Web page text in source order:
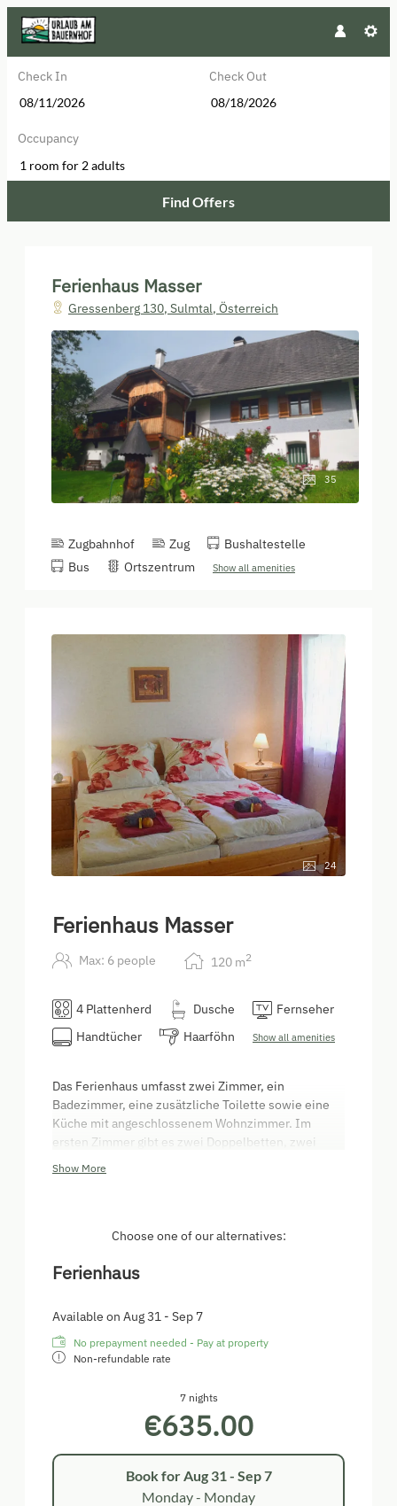
Check In Check Out
Occupancy
1 room for 2 adults
Find Offers
Ferienhaus Masser
Gressenberg 130, Sulmtal, Österreich
35
Zugbahnhof Zug
Bushaltestelle
Bus
Ortszentrum Show all amenities
24
Ferienhaus Masser
Max: 6 people 120 m2
4 Plattenherd Dusche
Fernseher
Handtücher
Haarföhn Show all amenities
Das Ferienhaus umfasst zwei Zimmer, ein
Badezimmer, eine zusätzliche Toilette sowie eine
Küche mit angeschlossenem Wohnzimmer. Im
ersten Zimmer gibt es zwei Doppelbetten, zwei
Schränke und einen Schwedenofen. Das zweite
Zimmer verfügt über ein Doppelbett und einen
Außerdem stehen Bücher und Gemeinschaftsspiele
mit Geschirr und Kochutensilien, einschließlich
Filterkaffeemaschine, Wasserkocher,E-Herd und
Holz beheizter Tischherd. Das moderne
Badezimmer ist mit einem großen Spiegel
ausgestattet. Handtücher und Bettwäsche werden
Show More
Choose one of our alternatives:
Ferienhaus
Available on Aug 31 - Sep 7
No prepayment needed - Pay at property
Non-refundable rate
7 nights
€635.00
Book for Aug 31 - Sep 7
Monday - Monday